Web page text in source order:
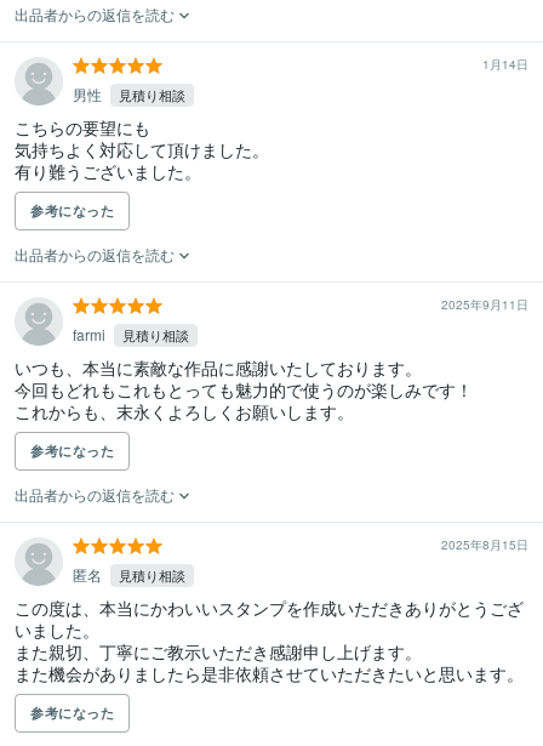
出品者からの返信を読む
1月14日
男性 見積り相談
こちらの要望にも
気持ちよく対応して頂けました。
有り難うございました。
参考になった
出品者からの返信を読む
2025年9月11日
farmi 見積り相談
いつも、本当に素敵な作品に感謝いたしております。
今回もどれもこれもとっても魅力的で使うのが楽しみです！
これからも、末永くよろしくお願いします。
参考になった
出品者からの返信を読む
2025年8月15日
匿名 見積り相談
この度は、本当にかわいいスタンプを作成いただきありがとうござ
いました。
また親切、丁寧にご教示いただき感謝申し上げます。
また機会がありましたら是非依頼させていただきたいと思います。
参考になった